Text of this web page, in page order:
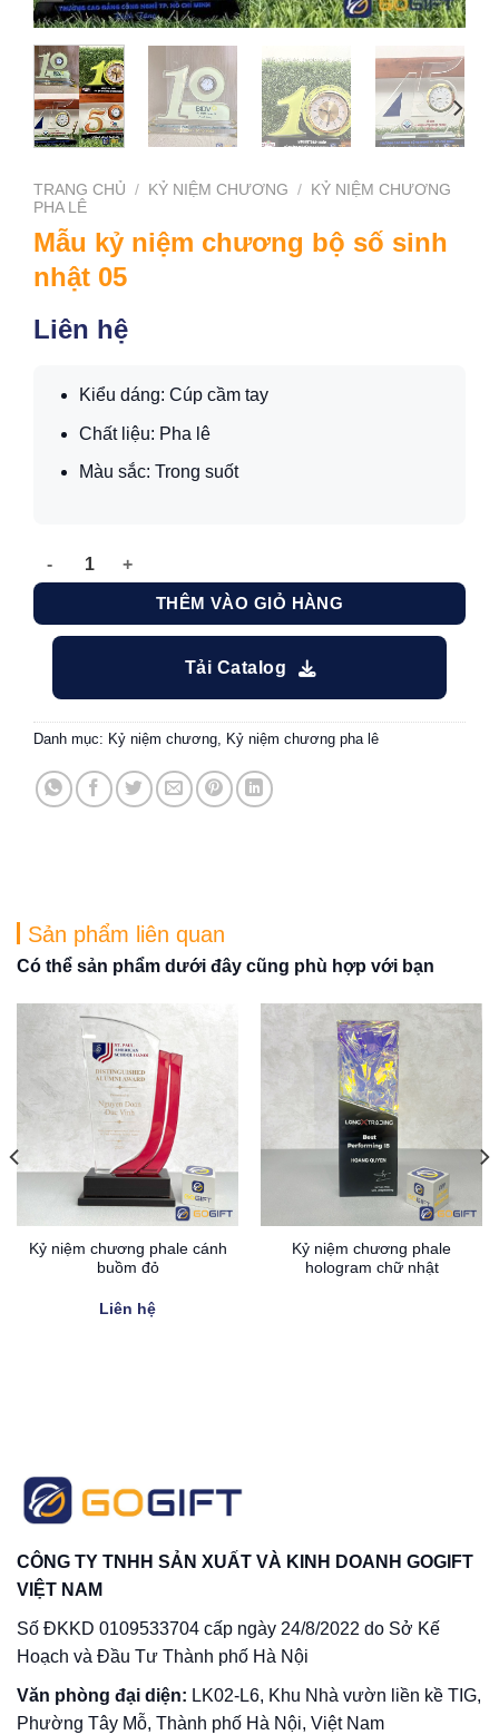
TRANG CHỦ / KỶ NIỆM CHƯƠNG /
KỶ NIỆM CHƯƠNG
PHA LÊ
Mẫu kỷ niệm chương bộ số sinh
nhật 05
Liên hệ
Kiểu dáng: Cúp cầm tay
Chất liệu: Pha lê
Màu sắc: Trong suốt
Mẫu kỷ niệm chương bộ số sinh nhật 05 số lượng
THÊM VÀO GIỎ HÀNG
Tải Catalog
Danh mục: Kỷ niệm chương, Kỷ niệm chương pha lê
Sản phẩm liên quan
Có thể sản phẩm dưới đây cũng phù hợp với bạn
Kỷ niệm chương phale cánh
buồm đỏ
Liên hệ
Kỷ niệm chương phale
hologram chữ nhật
CÔNG TY TNHH SẢN XUẤT VÀ KINH DOANH GOGIFT
VIỆT NAM
Số ĐKKD 0109533704 cấp ngày 24/8/2022 do Sở Kế
Hoạch và Đầu Tư Thành phố Hà Nội
Văn phòng đại diện: LK02-L6, Khu Nhà vườn liền kề TIG,
Phường Tây Mỗ, Thành phố Hà Nội, Việt Nam